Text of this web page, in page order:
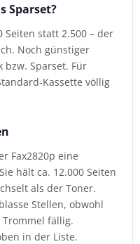
Sparset?
Seiten statt 2.500 – der
Noch günstiger
bzw. Sparset. Für
Kassette völlig
Fax2820p eine
hält ca. 12.000 Seiten
als der Toner.
Stellen, obwohl
fällig.
in der Liste.